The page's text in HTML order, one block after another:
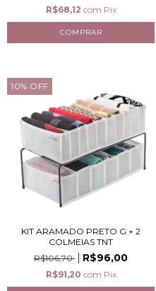
R$68,12 com Pix
10% OFF
KIT ARAMADO PRETO G + 2
COLMEIAS TNT
R$106,70
R$96,00
R$91,20 com Pix